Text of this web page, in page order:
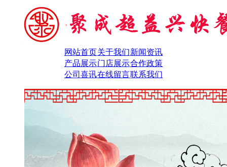
网站首页关于我们新闻资讯
产品展示门店展示合作政策
公司喜讯在线留言联系我们